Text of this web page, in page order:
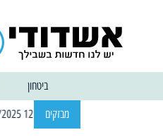
ביטחון
מבזקים
| 12:14 13/01/2025 אחרי שבוע: הוסר איסור הרחצה בחופי אשדוד